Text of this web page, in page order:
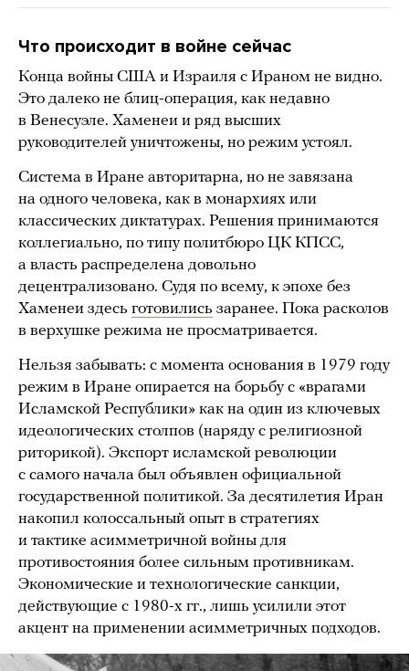
Что происходит в войне сейчас
Конца войны США и Израиля с Ираном не видно.
Это далеко не блиц-операция, как недавно
в Венесуэле. Хаменеи и ряд высших
руководителей уничтожены, но режим устоял.
Система в Иране авторитарна, но не завязана
на одного человека, как в монархиях или
классических диктатурах. Решения принимаются
коллегиально, по типу политбюро ЦК КПСС,
а власть распределена довольно
децентрализовано. Судя по всему, к эпохе без
Хаменеи здесь готовились заранее. Пока расколов
в верхушке режима не просматривается.
Нельзя забывать: с момента основания в 1979 году
режим в Иране опирается на борьбу с «врагами
Исламской Республики» как на один из ключевых
идеологических столпов (наряду с религиозной
риторикой). Экспорт исламской революции
с самого начала был объявлен официальной
государственной политикой. За десятилетия Иран
накопил колоссальный опыт в стратегиях
и тактике асимметричной войны для
противостояния более сильным противникам.
Экономические и технологические санкции,
действующие с 1980-х гг., лишь усилили этот
акцент на применении асимметричных подходов.